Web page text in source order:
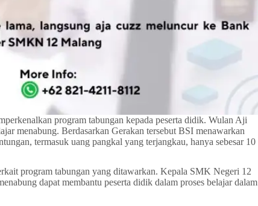
program tabungan kepada peserta didik. Wulan Aji
menabung. Berdasarkan Gerakan tersebut BSI menawarkan
termasuk uang pangkal yang terjangkau, hanya sebesar 10
program tabungan yang ditawarkan. Kepala SMK Negeri 12
dapat membantu peserta didik dalam proses belajar dalam